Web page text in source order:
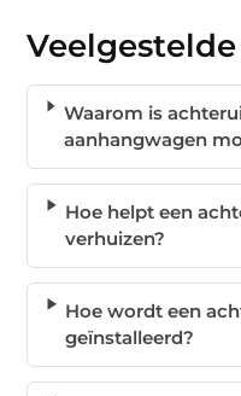
Waarom is
aanhangwagen
Hoe helpt een
verhuizen?
Hoe wordt een
geïnstalleerd?